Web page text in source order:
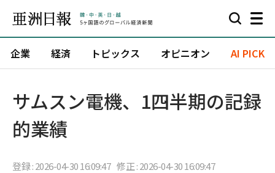
企業 経済 トピックス オピニオン AI PICK
サムスン電機、1四半期の記録
的業績
登録 : 2026-04-30 16:09:47 修正 : 2026-04-30 16:09:47